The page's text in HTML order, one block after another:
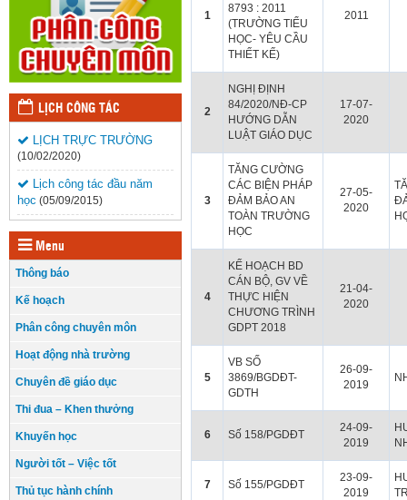
LỊCH CÔNG TÁC
LỊCH TRỰC TRƯỜNG
(10/02/2020)
Lịch công tác đầu năm
học (05/09/2015)
Menu
Thông báo
Kế hoạch
Phân công chuyên môn
Hoạt động nhà trường
Chuyên đề giáo dục
Thi đua – Khen thưởng
Khuyến học
Người tốt – Việc tốt
Thủ tục hành chính
1
8793 : 2011
(TRƯỜNG TIỂU
HỌC- YÊU CẦU
THIẾT KẾ)
2011
2
NGHỊ ĐỊNH
84/2020/NĐ-CP
HƯỚNG DẪN
LUẬT GIÁO DỤC
17-07-
2020
3
TĂNG CƯỜNG
CÁC BIỆN PHÁP
ĐẢM BẢO AN
TOÀN TRƯỜNG
HỌC
27-05-
2020
4
KẾ HOẠCH BD
CÁN BỘ, GV VỀ
THỰC HIỆN
CHƯƠNG TRÌNH
GDPT 2018
21-04-
2020
5
VB SỐ
3869/BGDĐT-
GDTH
26-09-
2019
6 Số 158/PGDĐT
24-09-
2019
7 Số 155/PGDĐT
23-09-
2019